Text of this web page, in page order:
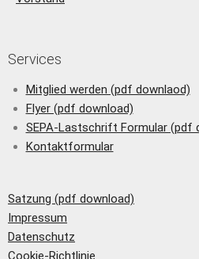
Services
Mitglied werden (pdf downlaod)
Flyer (pdf download)
SEPA-Lastschrift Formular (pdf
Kontaktformular
Satzung (pdf download)
Impressum
Datenschutz
Cookie-Richtlinie